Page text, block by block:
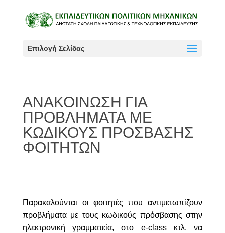
Επιλογή Σελίδας
ΑΝΑΚΟΙΝΩΣΗ ΓΙΑ
ΠΡΟΒΛΗΜΑΤΑ ΜΕ
ΚΩΔΙΚΟΥΣ ΠΡΟΣΒΑΣΗΣ
ΦΟΙΤΗΤΩΝ
Παρακαλούνται οι φοιτητές που αντιμετωπίζουν
προβλήματα με τους κωδικούς πρόσβασης στην
ηλεκτρονική γραμματεία, στο e-class κτλ. να